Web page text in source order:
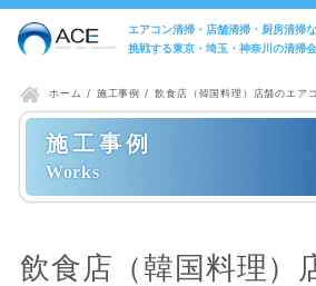
エアコン清掃・店舗清掃・厨房清掃
挑戦する東京・埼玉・神奈川の清掃
ホーム 施工事例 飲食店（韓国料理）店舗のエア
施工事例
飲食店（韓国料理）